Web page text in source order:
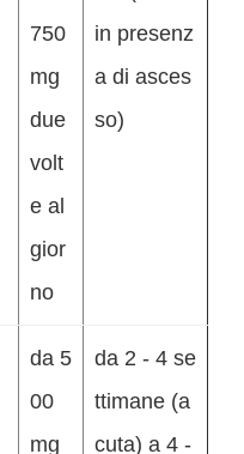
750
mg
due
volt
e al
gior
no
in presenz
a di asces
so)
da 5
00
mg
da 2 - 4 se
ttimane (a
cuta) a 4 -